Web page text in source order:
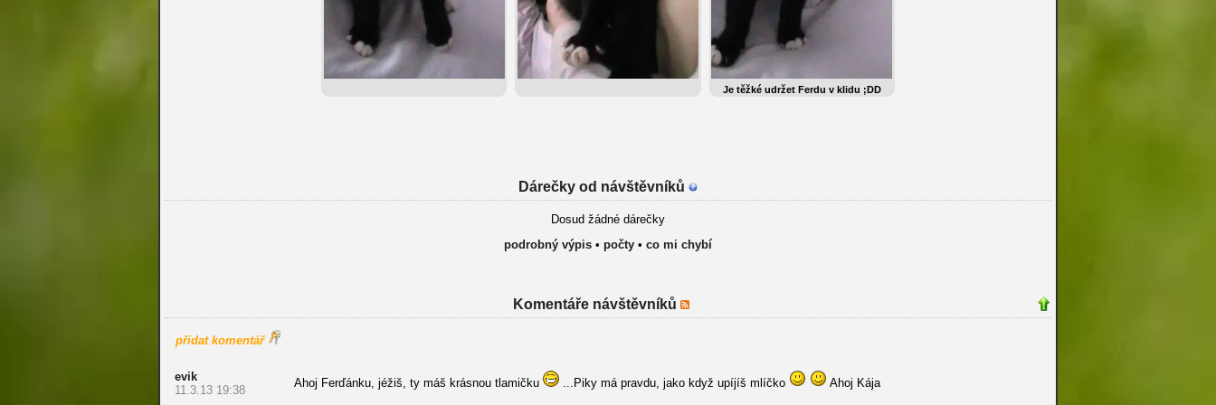
Je těžké udržet Ferdu v klidu ;DD
Dárečky od návštěvníků
Dosud žádné dárečky
podrobný výpis • počty • co mi chybí
Komentáře návštěvníků
přidat komentář
evik
11.3.13 19:38
Ahoj Ferďánku, jéžiš, ty máš krásnou tlamičku ...Piky má pravdu, jako když upíjíš mlíčko Ahoj Kája